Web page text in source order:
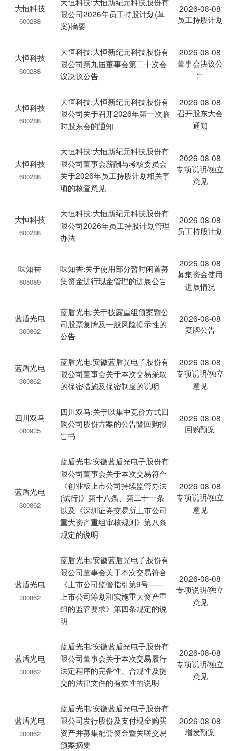
大恒科技
600288
限公司2026年员工持股计划(草
案)摘要
2026-08-08
员工持股计划
大恒科技
600288
大恒科技:大恒新纪元科技股份有
限公司第九届董事会第二十次会
议决议公告
2026-08-08
董事会决议公
告
大恒科技
600288
大恒科技:大恒新纪元科技股份有
限公司关于召开2026年第一次临
时股东会的通知
2026-08-08
召开股东大会
通知
大恒科技
600288
大恒科技:大恒新纪元科技股份有
限公司董事会薪酬与考核委员会
关于2026年员工持股计划相关事
项的核查意见
2026-08-08
专项说明/独立
意见
大恒科技
600288
大恒科技:大恒新纪元科技股份有
限公司2026年员工持股计划管理
办法
2026-08-08
员工持股计划
味知香
605089
味知香:关于使用部分暂时闲置募
集资金进行现金管理的进展公告
2026-08-08
募集资金使用
进展情况
蓝盾光电
300862
蓝盾光电:关于披露重组预案暨公
司股票复牌及一般风险提示性的
公告
2026-08-08
复牌公告
蓝盾光电
300862
蓝盾光电:安徽蓝盾光电子股份有
限公司董事会关于本次交易采取
的保密措施及保密制度的说明
2026-08-08
专项说明/独立
意见
四川双马
000935
四川双马:关于以集中竞价方式回
购公司股份方案的公告暨回购报
告书
2026-08-08
回购预案
蓝盾光电
300862
蓝盾光电:安徽蓝盾光电子股份有
限公司董事会关于本次交易符合
《创业板上市公司持续监管办法
(试行)》第十八条、第二十一条
以及《深圳证券交易所上市公司
重大资产重组审核规则》第八条
规定的说明
2026-08-08
专项说明/独立
意见
蓝盾光电
300862
蓝盾光电:安徽蓝盾光电子股份有
限公司董事会关于本次交易符合
《上市公司监管指引第9号——
上市公司筹划和实施重大资产重
组的监管要求》第四条规定的说
明
2026-08-08
专项说明/独立
意见
蓝盾光电
300862
蓝盾光电:安徽蓝盾光电子股份有
限公司董事会关于本次交易履行
法定程序的完备性、合规性及提
交的法律文件的有效性的说明
2026-08-08
专项说明/独立
意见
蓝盾光电
300862
蓝盾光电:安徽蓝盾光电子股份有
限公司发行股份及支付现金购买
资产并募集配套资金暨关联交易
预案摘要
2026-08-08
增发预案